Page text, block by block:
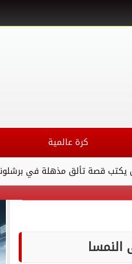
كرة عالمية
تألق مذهلة في برشلونة